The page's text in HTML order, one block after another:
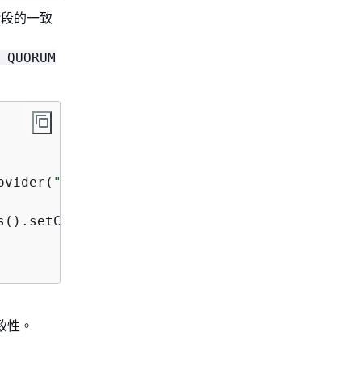
的一致
"us-east-1"
性。